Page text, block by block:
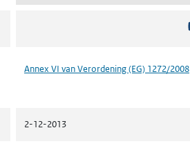
Annex VI van Verordening (EG) 1272/2008
2-12-2013